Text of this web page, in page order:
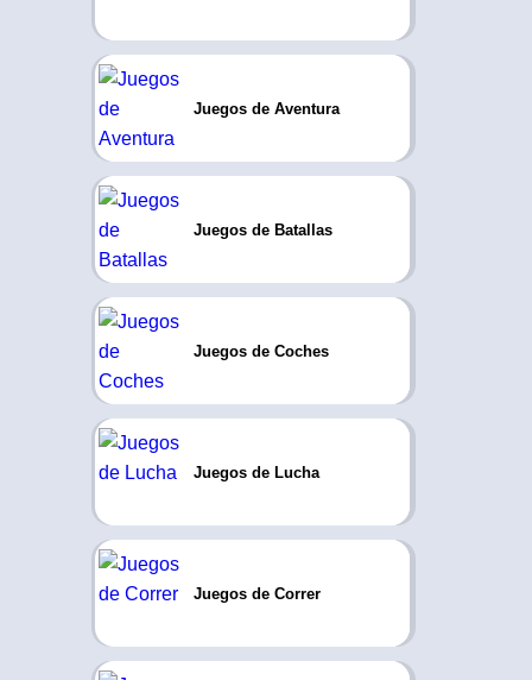
Juegos de Aventura
Juegos de Batallas
Juegos de Coches
Juegos de Lucha
Juegos de Correr